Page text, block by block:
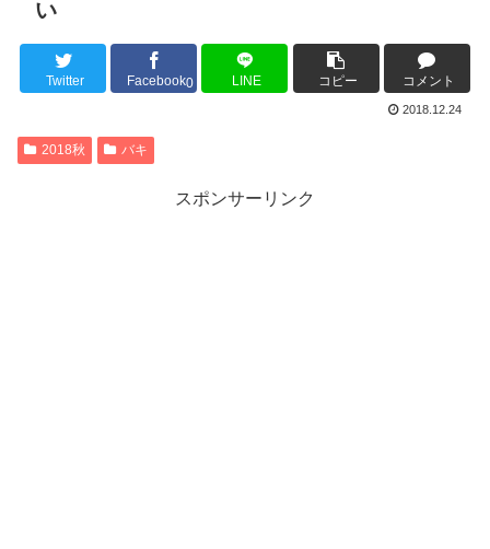
Powered by livedoor 相互RSS
い
Twitter Facebook0 LINE コピー コメント
2018.12.24
2018秋 バキ
スポンサーリンク